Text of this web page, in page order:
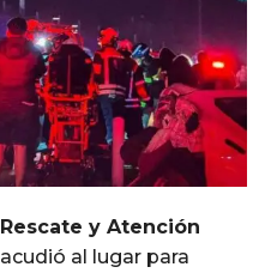
Rescate y Atención
acudió al lugar para